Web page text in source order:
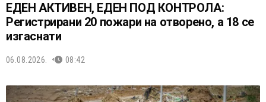
ЕДЕН АКТИВЕН, ЕДЕН ПОД КОНТРОЛА:
Регистрирани 20 пожари на отворено, a 18 се
изгаснати
06.08.2026. 08:42